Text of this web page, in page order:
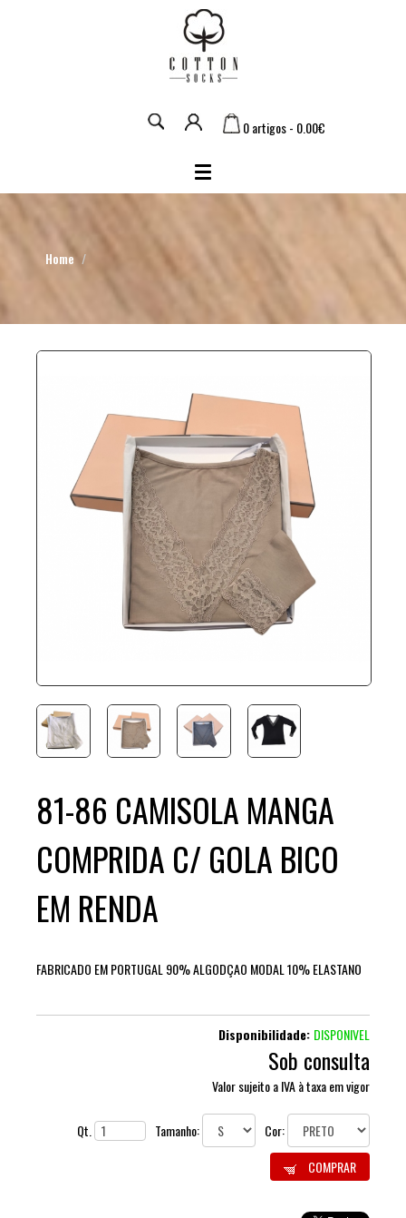
0 artigos - 0.00€
Home
81-86 CAMISOLA MANGA
COMPRIDA C/ GOLA BICO
EM RENDA
FABRICADO EM PORTUGAL 90% ALGODÇAO MODAL 10% ELASTANO
Disponibilidade: DISPONIVEL
Sob consulta
Valor sujeito a IVA à taxa em vigor
Qt. Tamanho:
Cor:
COMPRAR